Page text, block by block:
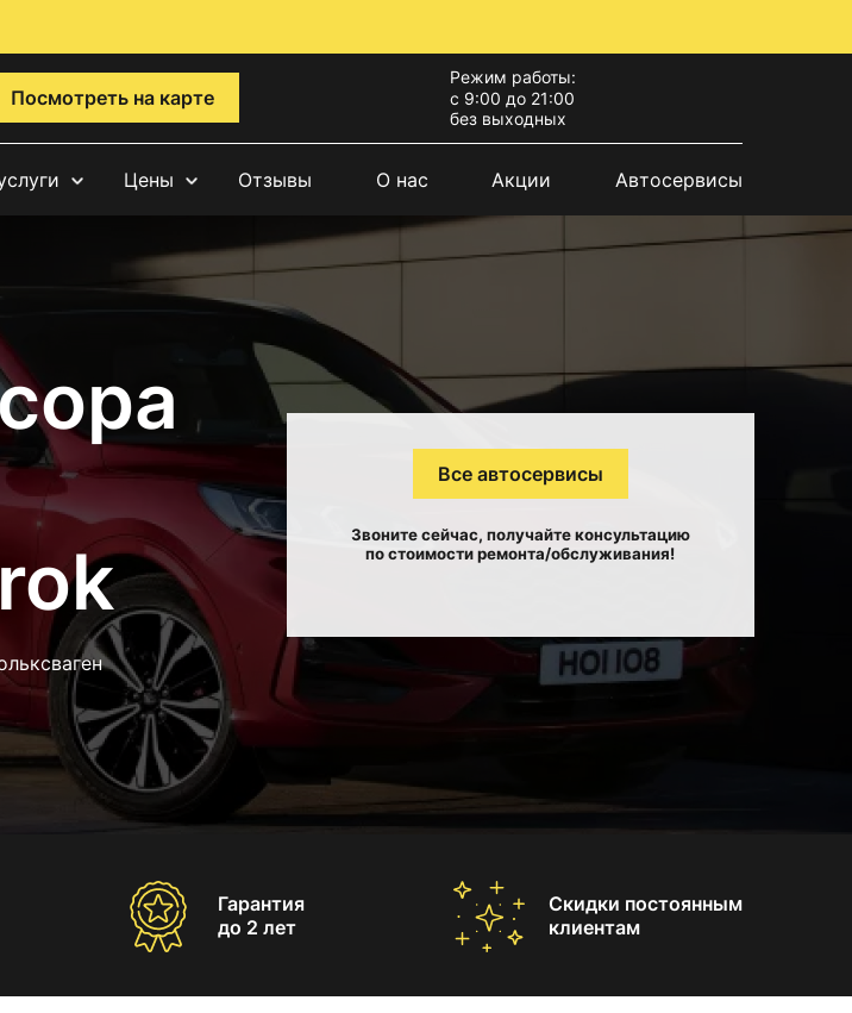
Посмотреть на карте
Режим работы:
с 9:00 до 21:00
без выходных
Цены Отзывы О нас Акции Автосервисы
Все автосервисы
Звоните сейчас, получайте консультацию
по стоимости ремонта/обслуживания!
Гарантия
до 2 лет
Скидки постоянным
клиентам